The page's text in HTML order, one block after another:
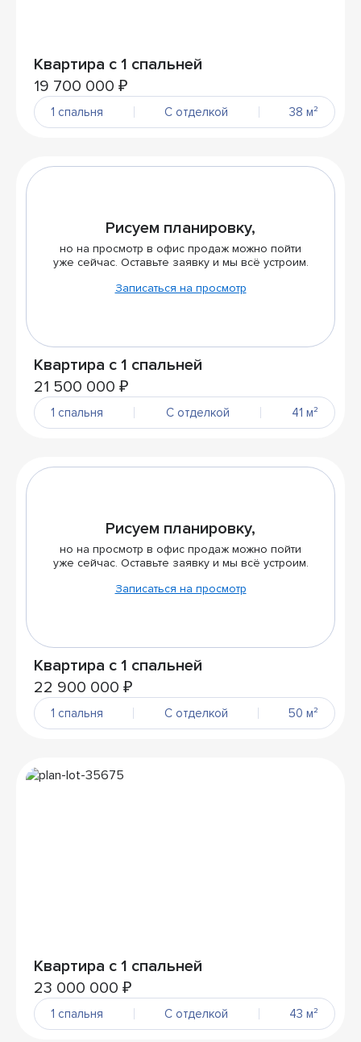
Квартира с 1 спальней
19 700 000 ₽
1 спальня С отделкой 38 м²
Рисуем планировку,
но на просмотр в офис продаж можно пойти
уже сейчас. Оставьте заявку и мы всё устроим.
Записаться на просмотр
Квартира с 1 спальней
21 500 000 ₽
1 спальня С отделкой 41 м²
Рисуем планировку,
но на просмотр в офис продаж можно пойти
уже сейчас. Оставьте заявку и мы всё устроим.
Записаться на просмотр
Квартира с 1 спальней
22 900 000 ₽
1 спальня С отделкой 50 м²
Квартира с 1 спальней
23 000 000 ₽
1 спальня С отделкой 43 м²